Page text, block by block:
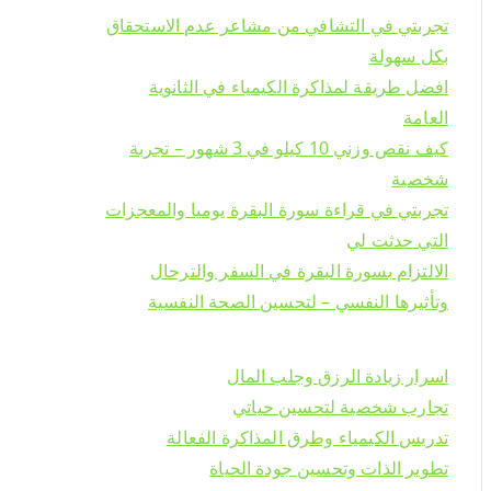
تجربتي في التشافي من مشاعر عدم الاستحقاق
بكل سهولة
افضل طريقة لمذاكرة الكيمياء في الثانوية
العامة
كيف نقص وزني 10 كيلو في 3 شهور – تجربة
شخصية
تجربتي في قراءة سورة البقرة يوميا والمعجزات
التي حدثت لي
الالتزام بسورة البقرة في السفر والترحال
وتأثيرها النفسي – لتحسين الصحة النفسية
اسرار زيادة الرزق وجلب المال
تجارب شخصية لتحسين حياتي
تدريس الكيمياء وطرق المذاكرة الفعالة
تطوير الذات وتحسين جودة الحياة